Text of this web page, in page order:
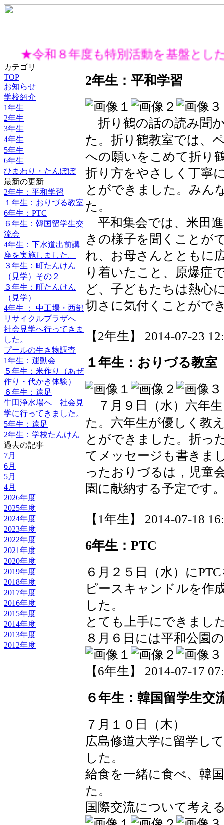
★令和８年度も特別活動を基盤とし
カテゴリ
TOP
お知らせ
学校紹介
1年生
2年生
3年生
4年生
5年生
6年生
ひまわり・たんぽぽ
最新の更新
2年生：平和学習
１年生：おりづる教室
6年生：PTC
６年生：韓国留学生交
流会
4年生：下水道出前講
座を実施しました。
３年生：町たんけん
（見学）その２
３年生：町たんけん
（見学）
4年生 ： 中工場・西部
リサイクルプラザへ
社会見学へ行ってきま
した。
プールの生き物調査
1年生：運動会
５年生：米作り（あぜ
作り・代かき体験）
６年生：遠足
牛田浄水場へ 社会見
学に行ってきました。
5年生：遠足
2年生：学校たんけん
過去の記事
7月
6月
5月
4月
2026年度
2025年度
2024年度
2023年度
2022年度
2021年度
2020年度
2019年度
2018年度
2017年度
2016年度
2015年度
2014年度
2013年度
2012年度
2年生：平和学習
折り鶴の話の読み聞
た。折り鶴教室では、
への願いをこめて折り
折り方をやさしく丁寧
とができました。みん
た。
平和集会では、米田
きの様子を聞くことが
れ、お母さんとともに
り着いたこと、原爆症
ど、子どもたちは熱心
切さに気付くことがで
【2年生】 2014-07-23
１年生：おりづる教室
７月９日（水）六年
た。六年生が優しく教
とができました。折っ
てメッセージも書きま
ったおりづるは，児童
園に献納する予定です
【1年生】 2014-07-18
6年生：PTC
６月２５日（水）に
ピースキャンドルを作
した。
とても上手にできまし
８月６日には平和公園
【6年生】 2014-07-17
６年生：韓国留学生交
７月１０日（木）
広島修道大学に留学し
した。
給食を一緒に食べ、韓
た。
国際交流について考え